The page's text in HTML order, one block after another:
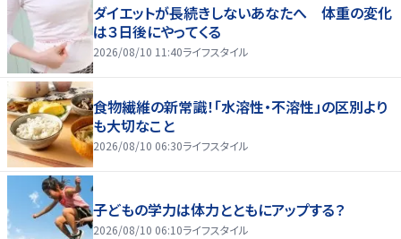
ダイエットが長続きしないあなたへ 体重の変化
は３日後にやってくる
2026/08/10 11:40ライフスタイル
食物繊維の新常識！「水溶性・不溶性」の区別より
も大切なこと
2026/08/10 06:30ライフスタイル
子どもの学力は体力とともにアップする？
2026/08/10 06:10ライフスタイル